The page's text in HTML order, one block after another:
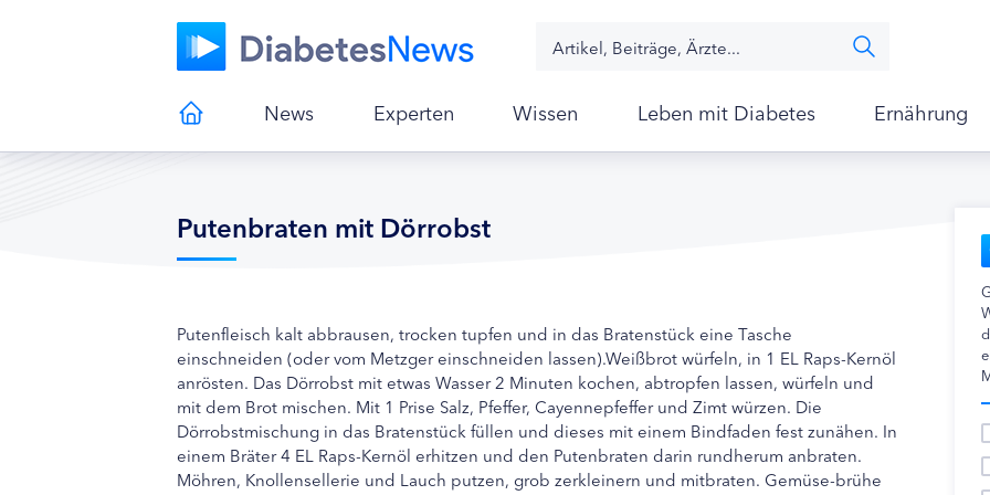
News Experten Wissen Leben mit Diabetes Ernährung
Putenbraten mit Dörrobst
Putenfleisch kalt abbrausen, trocken tupfen und in das Bratenstück eine Tasche
einschneiden (oder vom Metzger einschneiden lassen).Weißbrot würfeln, in 1 EL Raps-Kernöl
anrösten. Das Dörrobst mit etwas Wasser 2 Minuten kochen, abtropfen lassen, würfeln und
mit dem Brot mischen. Mit 1 Prise Salz, Pfeffer, Cayennepfeffer und Zimt würzen. Die
Dörrobstmischung in das Bratenstück füllen und dieses mit einem Bindfaden fest zunähen. In
einem Bräter 4 EL Raps-Kernöl erhitzen und den Putenbraten darin rundherum anbraten.
Möhren, Knollensellerie und Lauch putzen, grob zerkleinern und mitbraten. Gemüse-brühe